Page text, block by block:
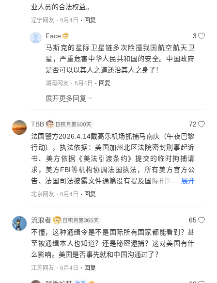
业人员的合法权益。
辽宁网友 6月4日 回复
Face
3
马斯克的星际卫星链多次险撞我国航空航天卫
星，严重危害中华人民共和国的安全。中国政府
是否可以以其人之道还治其人之身了！
湖南网友 6月4日 回复
展开更多回复
TBB
72
法国警方2026.4.14戴高乐机场抓捕马南庆（午夜巴黎
行动），执法依据：美国加州北区法院密封刑事起诉
书、美方依据《美法引渡条约》提交的临时拘捕请
求，美方FBI等机构协调法国执法，所有美方官方公
告、法国司法披露文件通篇没有提及国际刑警红色通
报。国际官网可查，也没有国际刑警组织正式签发的
某些自媒体写“美方国际刑警通缉令”不是无知就是别有
用心。
展开
北京网友 6月4日 回复
流浪者
65
不懂，这种通缉令是不是国际所有国家都能看到？甚
至被通缉本人也知道？还是秘密逮捕？这对美国有什
么影响。美国是否事先就和中国沟通过了？
江苏网友 6月4日 回复